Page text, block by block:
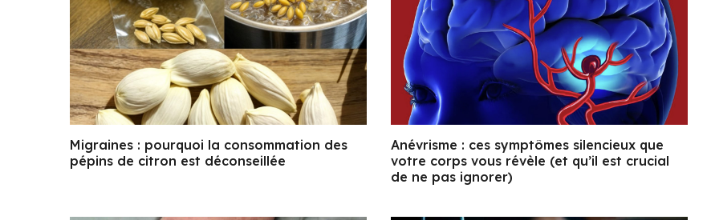
Migraines : pourquoi la consommation des
pépins de citron est déconseillée
Anévrisme : ces symptômes silencieux que
votre corps vous révèle (et qu’il est crucial
de ne pas ignorer)